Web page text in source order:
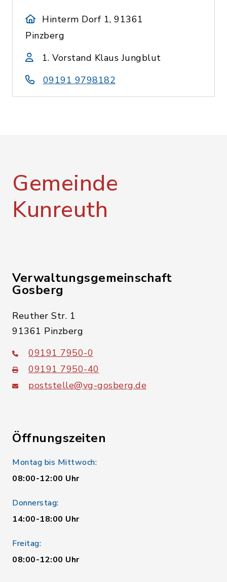
Hinterm Dorf 1, 91361
Pinzberg
1. Vorstand Klaus Jungblut
09191 9798182
Gemeinde
Kunreuth
Verwaltungsgemeinschaft
Gosberg
Reuther Str. 1
91361 Pinzberg
09191 7950-0
09191 7950-40
poststelle@vg-gosberg.de
Öffnungszeiten
Montag bis Mittwoch:
08:00-12:00 Uhr
Donnerstag:
14:00-18:00 Uhr
Freitag:
08:00-12:00 Uhr